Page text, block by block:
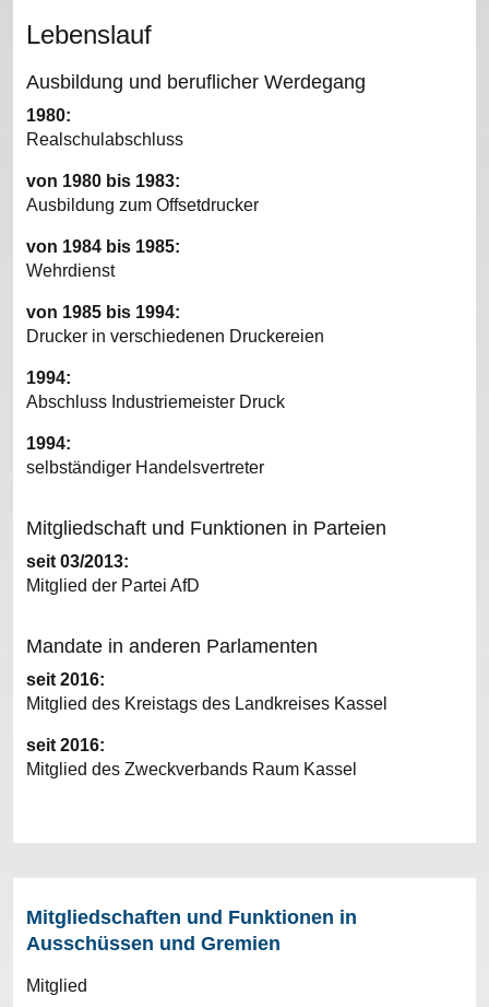
Lebenslauf
Ausbildung und beruflicher Werdegang
1980:
Realschulabschluss
von 1980 bis 1983:
Ausbildung zum Offsetdrucker
von 1984 bis 1985:
Wehrdienst
von 1985 bis 1994:
Drucker in verschiedenen Druckereien
1994:
Abschluss Industriemeister Druck
1994:
selbständiger Handelsvertreter
Mitgliedschaft und Funktionen in Parteien
seit 03/2013:
Mitglied der Partei AfD
Mandate in anderen Parlamenten
seit 2016:
Mitglied des Kreistags des Landkreises Kassel
seit 2016:
Mitglied des Zweckverbands Raum Kassel
Mitgliedschaften und Funktionen in
Ausschüssen und Gremien
Mitglied